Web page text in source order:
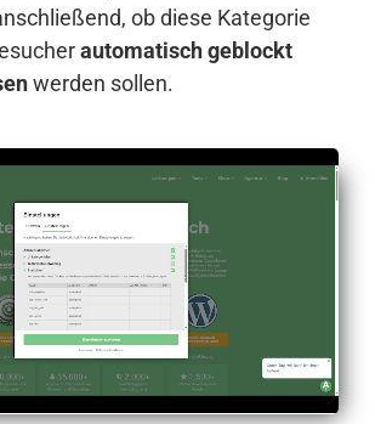
ob diese Kategorie
automatisch geblockt
werden sollen.